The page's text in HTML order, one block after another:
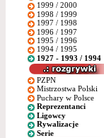
1999 / 2000
1998 / 1999
1997 / 1998
1996 / 1997
1995 / 1996
1994 / 1995
1927 - 1993 / 1994
PZPN
Mistrzostwa Polski
Puchary w Polsce
Reprezentanci
Ligowcy
Rywalizacje
Serie